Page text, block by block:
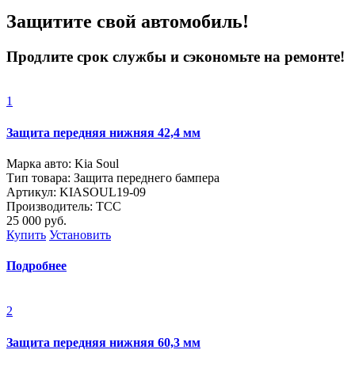
Защитите свой автомобиль!
Продлите срок службы и сэкономьте на ремонте!
1
Защита передняя нижняя 42,4 мм
Марка авто: Kia Soul
Тип товара: Защита переднего бампера
Артикул: KIASOUL19-09
Производитель: ТСС
25 000 руб.
Купить Установить
Подробнее
2
Защита передняя нижняя 60,3 мм